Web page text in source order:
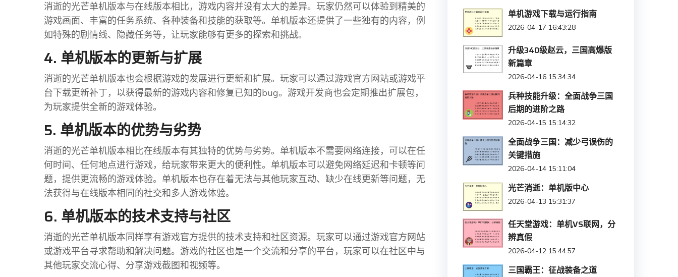
消逝的光芒单机版本与在线版本相比，游戏内容并没有太大的差异。玩家仍然可以体验到精美的
游戏画面、丰富的任务系统、各种装备和技能的获取等。单机版本还提供了一些独有的内容，例
如特殊的剧情线、隐藏任务等，让玩家能够有更多的探索和挑战。
4. 单机版本的更新与扩展
消逝的光芒单机版本也会根据游戏的发展进行更新和扩展。玩家可以通过游戏官方网站或游戏平
台下载更新补丁，以获得最新的游戏内容和修复已知的bug。游戏开发商也会定期推出扩展包，
为玩家提供全新的游戏体验。
5. 单机版本的优势与劣势
消逝的光芒单机版本相比在线版本有其独特的优势与劣势。单机版本不需要网络连接，可以在任
何时间、任何地点进行游戏，给玩家带来更大的便利性。单机版本可以避免网络延迟和卡顿等问
题，提供更流畅的游戏体验。单机版本也存在着无法与其他玩家互动、缺少在线更新等问题，无
法获得与在线版本相同的社交和多人游戏体验。
6. 单机版本的技术支持与社区
消逝的光芒单机版本同样享有游戏官方提供的技术支持和社区资源。玩家可以通过游戏官方网站
或游戏平台寻求帮助和解决问题。游戏的社区也是一个交流和分享的平台，玩家可以在社区中与
其他玩家交流心得、分享游戏截图和视频等。
单机游戏下载与运行指南
2026-04-17 16:43:28
升级340级赵云，三国高爆版
新篇章
2026-04-16 15:34:34
兵种技能升级：全面战争三国
后期的进阶之路
2026-04-15 15:14:32
全面战争三国：减少弓误伤的
关键措施
2026-04-14 15:11:04
光芒消逝：单机版中心
2026-04-13 15:31:37
任天堂游戏：单机VS联网，分
辨真假
2026-04-12 15:44:57
三国霸王：征战装备之道